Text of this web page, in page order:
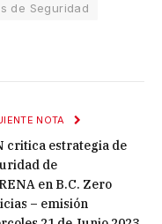
de Seguridad
NOTA
critica estrategia de
de
en B.C. Zero
– emisión